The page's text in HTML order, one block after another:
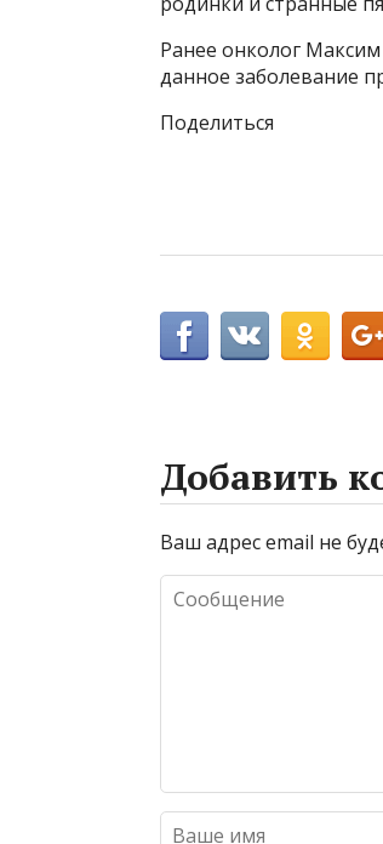
Ранее онколог
данное заболевание
Поделиться
Добавить
Ваш адрес email не